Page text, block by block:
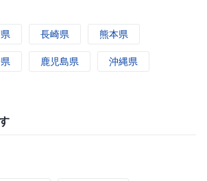
長崎県 熊本県
鹿児島県 沖縄県